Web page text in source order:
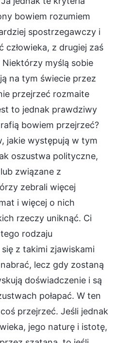
bowiem rozumiem
spostrzegawczy i
człowieka, z drugiej zaś
Niektórzy myślą sobie
na tym świecie przez
przejrzeć rozmaite
to jednak prawdziwy
bowiem przejrzeć?
jakie występują w tym
oszustwa polityczne,
związane z
zebrali więcej
i więcej o nich
rzeczy uniknąć. Ci
rodzaju
z takimi zjawiskami
lecz gdy zostaną
doświadczenie i są
połapać. W ten
przejrzeć. Jeśli jednak
jego naturę i istotę,